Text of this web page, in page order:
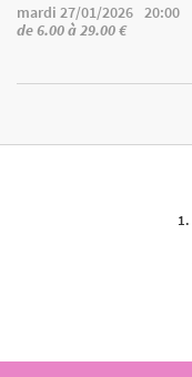
mardi 27/01/2026 20:00
de 6.00 à 29.00 €